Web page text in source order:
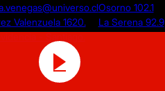
Valenzuela 1620.
Osorno 102.1
La Serena 92.9